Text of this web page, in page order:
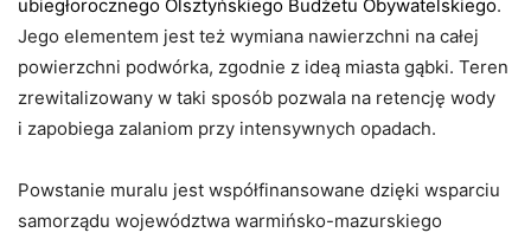
ubiegłorocznego Olsztyńskiego Budżetu Obywatelskiego.
Jego elementem jest też wymiana nawierzchni na całej
powierzchni podwórka, zgodnie z ideą miasta gąbki. Teren
zrewitalizowany w taki sposób pozwala na retencję wody
i zapobiega zalaniom przy intensywnych opadach.
Powstanie muralu jest współfinansowane dzięki wsparciu
samorządu województwa warmińsko-mazurskiego